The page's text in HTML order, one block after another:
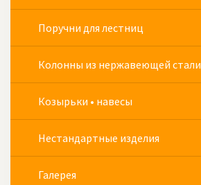
Поручни для лестниц
Колонны из нержавеющей стали
Козырьки • навесы
Нестандартные изделия
Галерея